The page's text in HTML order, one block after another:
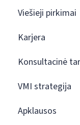
Viešieji pirkimai
Karjera
Konsultacinė
VMI strategija
Apklausos